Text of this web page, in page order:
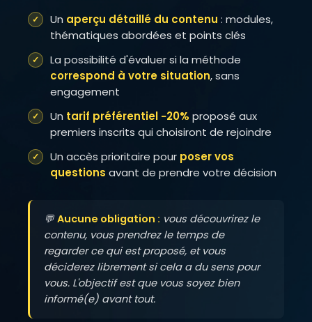
Un aperçu détaillé du contenu : modules,
thématiques abordées et points clés
La possibilité d'évaluer si la méthode
correspond à votre situation, sans
engagement
Un tarif préférentiel −20% proposé aux
premiers inscrits qui choisiront de rejoindre
Un accès prioritaire pour poser vos
questions avant de prendre votre décision
💬 Aucune obligation : vous découvrirez le
contenu, vous prendrez le temps de
regarder ce qui est proposé, et vous
déciderez librement si cela a du sens pour
vous. L'objectif est que vous soyez bien
informé(e) avant tout.